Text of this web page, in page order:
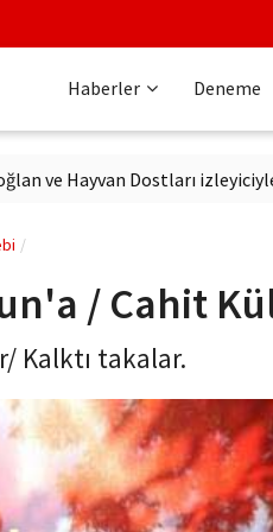
Haberler Deneme
Dostları izleyiciyle
/ Cahit
Kalktı takalar.